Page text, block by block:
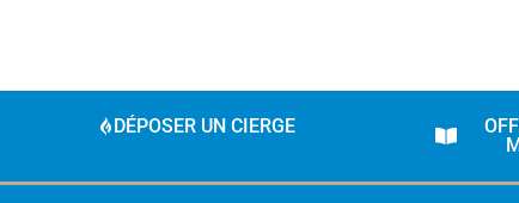
DÉPOSER UN CIERGE